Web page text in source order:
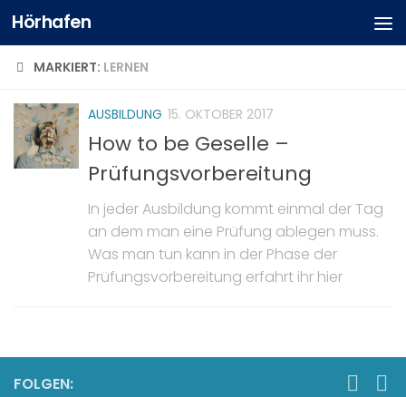
Hörhafen
MARKIERT: LERNEN
AUSBILDUNG 15. OKTOBER 2017
How to be Geselle –
Prüfungsvorbereitung
In jeder Ausbildung kommt einmal der Tag
an dem man eine Prüfung ablegen muss.
Was man tun kann in der Phase der
Prüfungsvorbereitung erfahrt ihr hier
FOLGEN: